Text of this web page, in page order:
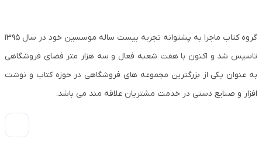
گروه کتاب ماجرا به پشتوانه تجربه بیست ساله موسسین خود در سال ۱۳۹۵
تاسیس شد و اکنون با هفت شعبه فعال و سه هزار متر فضای فروشگاهی
به عنوان یکی از بزرگترین مجموعه های فروشگاهی در حوزه کتاب و نوشت
افزار و صنایع دستی در خدمت مشتریان علاقه مند می باشد.